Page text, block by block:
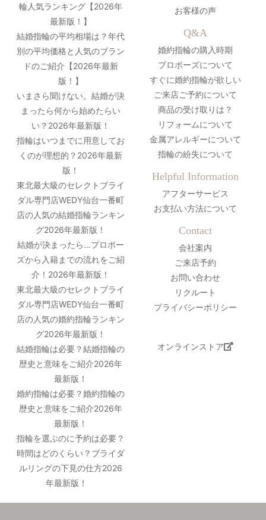
輪人気ランキング【2026年
最新版！】
結婚指輪の平均相場は？年代
別の平均価格と人気のブラン
ドのご紹介【2026年最新
版！】
いまさら聞けない。結婚が決
まったら何から始めたらい
い？2026年最新版！
指輪はいつまでに用意してお
くのが理想的？2026年最新
版！
東北最大級のセレクトブライ
ダル専門店WEDY仙台一番町
店の人気の結婚指輪ランキン
グ2026年最新版！
結婚が決まったら…プロポー
ズから入籍までの流れをご紹
介！2026年最新版！
東北最大級のセレクトブライ
ダル専門店WEDY仙台一番町
店の人気の婚約指輪ランキン
グ2026年最新版！
結婚指輪は必要？結婚指輪の
歴史と意味をご紹介2026年
最新版！
婚約指輪は必要？婚約指輪の
歴史と意味をご紹介2026年
最新版！
指輪を選ぶのに予約は必要？
時間はどのくらい？ブライダ
ルリングの下見の仕方2026
年最新版！
お客様の声
Q&A
婚約指輪の購入時期
プロポーズについて
すぐに婚約指輪が欲しい
ご来店ご予約について
商品の受け取りは？
リフォームについて
金属アレルギーについて
指輪の紛失について
Helpful Information
アフターサービス
お支払い方法について
Contact
会社案内
ご来店予約
お問い合わせ
リクルート
プライバシーポリシー
オンラインストア